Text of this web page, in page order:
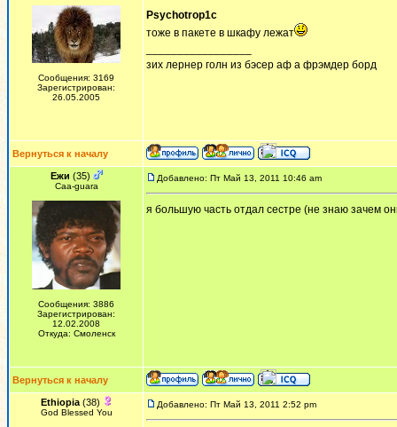
Сообщения: 3169
Зарегистрирован:
26.05.2005
Psychotrop1c
тоже в пакете в шкафу лежат
зих лернер голн из бэсер аф а фрэмдер борд
Вернуться к началу
Ежи (35)
Сaa-guara
Сообщения: 3886
Зарегистрирован:
12.02.2008
Откуда: Смоленск
Добавлено: Пт Май 13, 2011 10:46 am
я большую часть отдал сестре (не знаю зачем
Вернуться к началу
Ethiopia(38)
God Blessed You
Добавлено: Пт Май 13, 2011 2:52 pm